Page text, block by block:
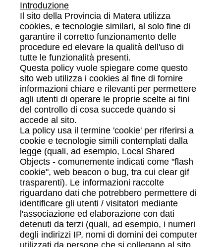
Introduzione
Il sito della Provincia di Matera utilizza
cookies, e tecnologie similari, al solo fine di
garantire il corretto funzionamento delle
procedure ed elevare la qualità dell'uso di
tutte le funzionalità presenti.
Questa policy vuole spiegare come questo
sito web utilizza i cookies al fine di fornire
informazioni chiare e rilevanti per permettere
agli utenti di operare le proprie scelte ai fini
del controllo di cosa succede quando si
accede al sito.
La policy usa il termine 'cookie' per riferirsi a
cookie e tecnologie simili contemplati dalla
legge (quali, ad esempio, Local Shared
Objects - comunemente indicati come "flash
cookie", web beacon o bug, tra cui clear gif
trasparenti). Le informazioni raccolte
riguardano dati che potrebbero permettere di
identificare gli utenti / visitatori mediante
l'associazione ed elaborazione con dati
detenuti da terzi (quali, ad esempio, i numeri
degli indirizzi IP, nomi di domini dei computer
utilizzati da persone che si collegano al sito